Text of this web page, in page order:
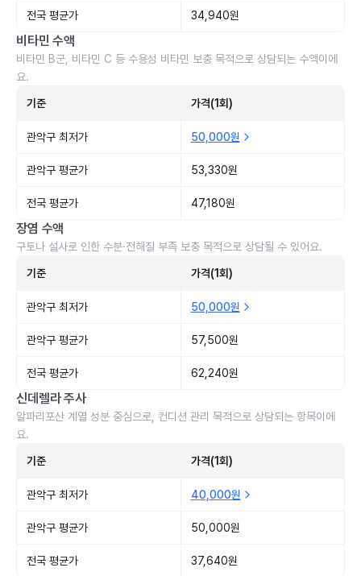
전국 평균가 34,940원
비타민 수액
비타민 B군, 비타민 C 등 수용성 비타민 보충 목적으로 상담되는 수액이에
요.
기준 가격(1회)
관악구 최저가 50,000원
관악구 평균가 53,330원
전국 평균가 47,180원
장염 수액
구토나 설사로 인한 수분·전해질 부족 보충 목적으로 상담될 수 있어요.
기준 가격(1회)
관악구 최저가 50,000원
관악구 평균가 57,500원
전국 평균가 62,240원
신데렐라 주사
알파리포산 계열 성분 중심으로, 컨디션 관리 목적으로 상담되는 항목이에
요.
기준 가격(1회)
관악구 최저가 40,000원
관악구 평균가 50,000원
전국 평균가 37,640원